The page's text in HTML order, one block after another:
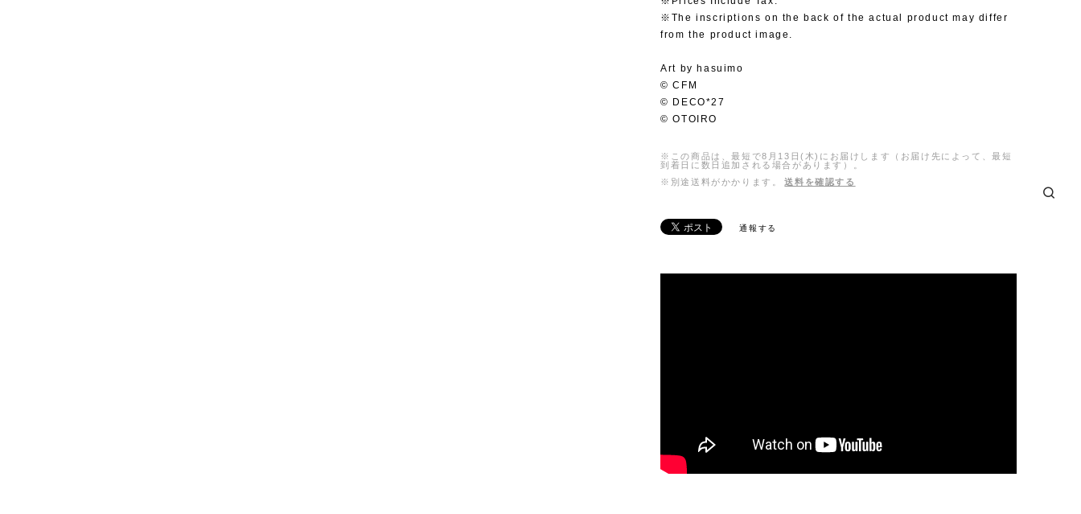
※The inscriptions on the back of the actual product may differ
from the product image.
Art by hasuimo
© CFM
© DECO*27
© OTOIRO
※この商品は、最短で8月13日(木)にお届けします（お届け先によって、最短
到着日に数日追加される場合があります）。
※別途送料がかかります。
送料を確認する
通報する